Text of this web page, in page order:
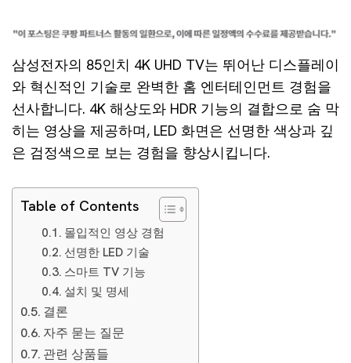
삼성전자의 85인치 4K UHD TV는 뛰어난 디스플레이
와 혁신적인 기술로 완벽한 홈 엔터테인먼트 경험을
선사합니다. 4K 해상도와 HDR 기능의 결합으로 숨 막
히는 영상을 제공하며, LED 화면은 선명한 색상과 깊
은 검정색으로 보는 경험을 향상시킵니다.
Table of Contents
몰입적인 영상 경험
선명한 LED 기술
스마트 TV 기능
설치 및 명세
결론
자주 묻는 질문
관련 상품들